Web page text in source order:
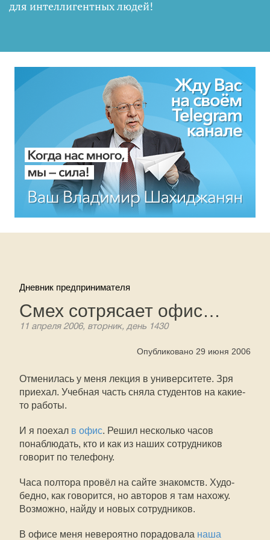
для интеллигентных людей!
Дневник предпринимателя
Смех сотрясает офис…
11 апреля 2006, вторник, день 1430
Опубликовано 29 июня 2006
Отменилась у меня лекция в университете. Зря
приехал. Учебная часть сняла студентов на какие-
то работы.
И я поехал в офис. Решил несколько часов
понаблюдать, кто и как из наших сотрудников
говорит по телефону.
Часа полтора провёл на сайте знакомств. Худо-
бедно, как говорится, но авторов я там нахожу.
Возможно, найду и новых сотрудников.
В офисе меня невероятно порадовала наша